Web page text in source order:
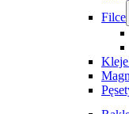
Filce